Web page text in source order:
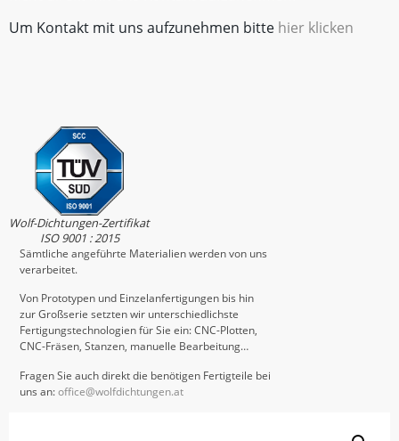
Um Kontakt mit uns aufzunehmen bitte hier klicken
Wolf-Dichtungen-Zertifikat
ISO 9001 : 2015
Sämtliche angeführte Materialien werden von uns
verarbeitet.
Von Prototypen und Einzelanfertigungen bis hin
zur Großserie setzten wir unterschiedlichste
Fertigungstechnologien für Sie ein: CNC-Plotten,
CNC-Fräsen, Stanzen, manuelle Bearbeitung…
Fragen Sie auch direkt die benötigen Fertigteile bei
uns an:office@wolfdichtungen.at